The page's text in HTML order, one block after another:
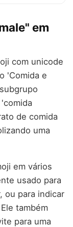
em
com unicode
'Comida e
de comida
uma
em vários
usado para
ou para indicar
também
para uma